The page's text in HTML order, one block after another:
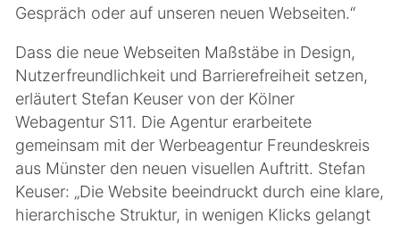
Gespräch oder auf unseren neuen Webseiten.“
Dass die neue Webseiten Maßstäbe in Design,
Nutzerfreundlichkeit und Barrierefreiheit setzen,
erläutert Stefan Keuser von der Kölner
Webagentur S11. Die Agentur erarbeitete
gemeinsam mit der Werbeagentur Freundeskreis
aus Münster den neuen visuellen Auftritt. Stefan
Keuser: „Die Website beeindruckt durch eine klare,
hierarchische Struktur, in wenigen Klicks gelangt